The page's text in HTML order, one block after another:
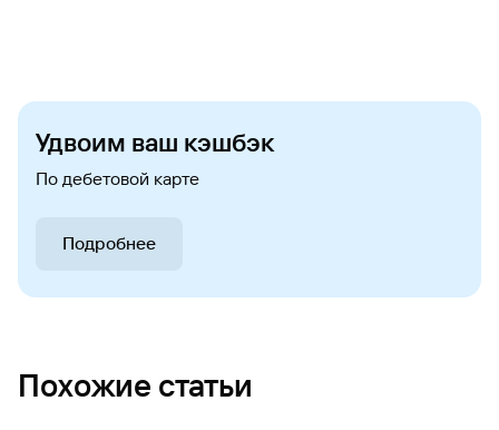
Удвоим ваш кэшбэк
По дебетовой карте
Подробнее
Похожие статьи